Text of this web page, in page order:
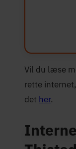
Vil du læse
rette
det her.